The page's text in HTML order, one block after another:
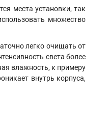
места установки, так
множество
легко очищать от
света более
влажность, к примеру
внутрь корпуса,